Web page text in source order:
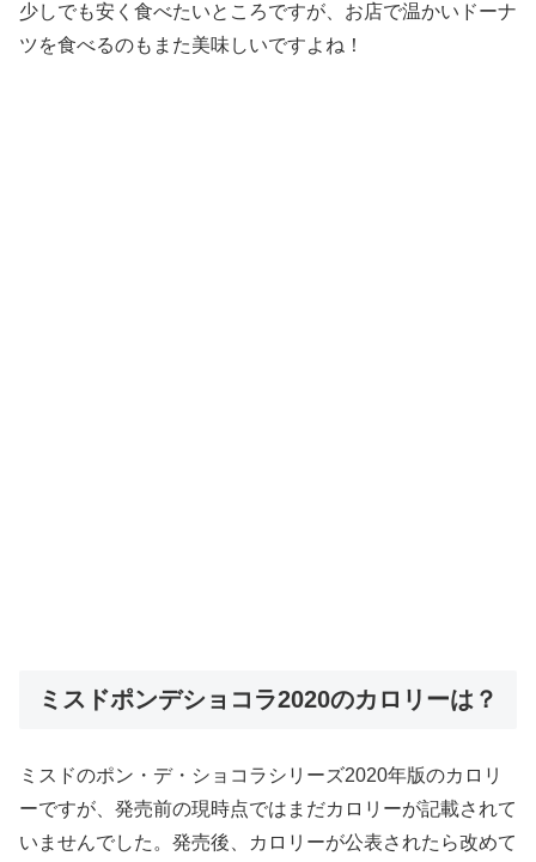
少しでも安く食べたいところですが、お店で温かいドーナ
ツを食べるのもまた美味しいですよね！
ミスドポンデショコラ2020のカロリーは？
ミスドのポン・デ・ショコラシリーズ2020年版のカロリ
ーですが、発売前の現時点ではまだカロリーが記載されて
いませんでした。発売後、カロリーが公表されたら改めて